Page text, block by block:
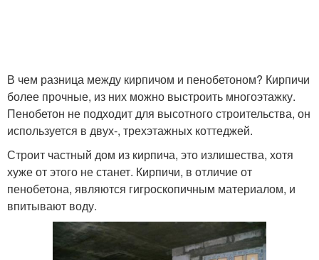
В чем разница между кирпичом и пенобетоном? Кирпичи
более прочные, из них можно выстроить многоэтажку.
Пенобетон не подходит для высотного строительства, он
используется в двух-, трехэтажных коттеджей.
Строит частный дом из кирпича, это излишества, хотя
хуже от этого не станет. Кирпичи, в отличие от
пенобетона, являются гигроскопичным материалом, и
впитывают воду.